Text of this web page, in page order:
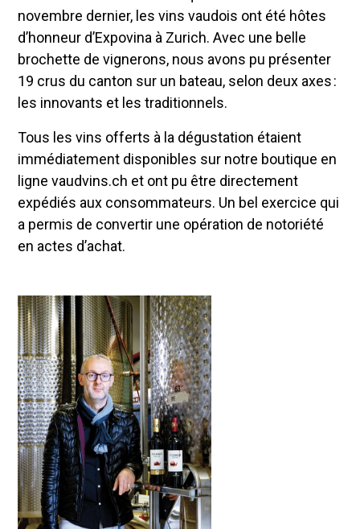
novembre dernier, les vins vaudois ont été hôtes
d’honneur d’Expovina à Zurich. Avec une belle
brochette de vignerons, nous avons pu présenter
19 crus du canton sur un bateau, selon deux axes :
les innovants et les traditionnels.
Tous les vins offerts à la dégustation étaient
immédiatement disponibles sur notre boutique en
ligne vaudvins.ch et ont pu être directement
expédiés aux consommateurs. Un bel exercice qui
a permis de convertir une opération de notoriété
en actes d’achat.